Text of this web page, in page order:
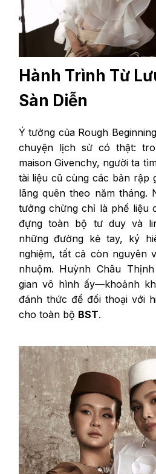
Hành Trình Từ
Sàn Diễn
Ý tưởng của Rough
chuyện lịch sử có thật:
maison Givenchy, người ta
tài liệu cũ cùng các bản rập
lãng quên theo năm
tưởng chừng chỉ là phế liệu
đựng toàn bộ tư duy và
những đường kẻ tay, ký
nghiệm, tất cả còn nguyên
nhuộm. Huỳnh Châu
gian vô hình ấy—khoảnh
đánh thức để đối thoại với
cho toàn bộ BST.